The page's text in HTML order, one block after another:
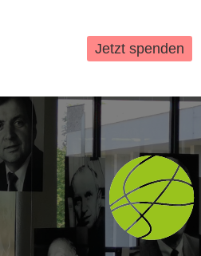
Jetzt spenden